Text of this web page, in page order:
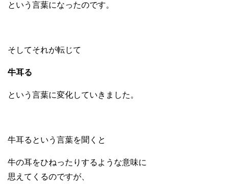
という言葉になったのです。
そしてそれが転じて
牛耳る
という言葉に変化していきました。
牛耳るという言葉を聞くと
牛の耳をひねったりするような意味に
思えてくるのですが、